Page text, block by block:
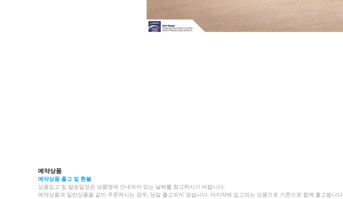
예약상품
예약상품 출고 및 환불
상품입고 및 발송일정은 상품명에 안내되어 있는 날짜를 참고하시기 바랍니다.
예약상품과 일반상품을 같이 주문하시는 경우, 당일 출고되지 않습니다. 마지막에 입고되는 상품으로 기준으로 함께 출고됩니다.